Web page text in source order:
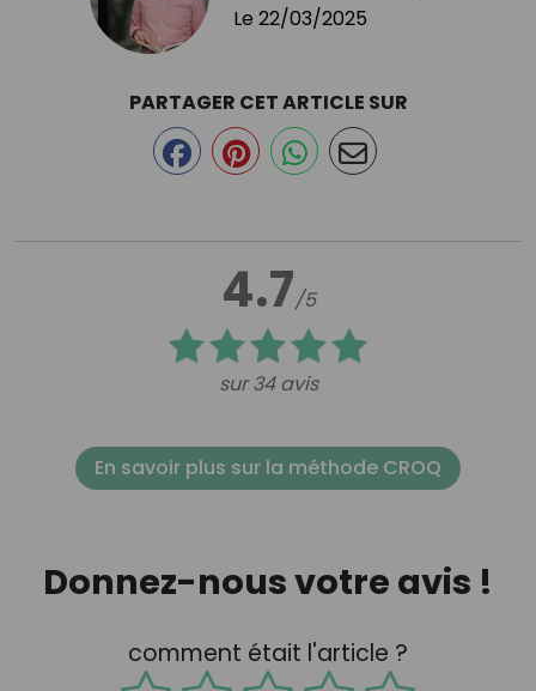
Le 22/03/2025
4.7/5
sur 34 avis
PARTAGER CET ARTICLE SUR
En savoir plus sur la méthode CROQ
Donnez-nous votre avis !
comment était l'article ?